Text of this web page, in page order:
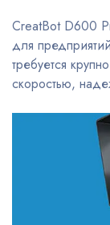
CreatBot D600
для
требуется
скоростью,